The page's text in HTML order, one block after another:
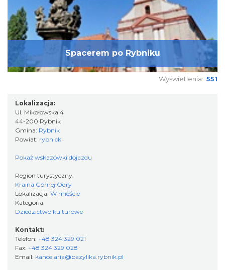
Spacerem po Rybniku
Wyświetlenia: 551
Lokalizacja:
Ul. Mikołowska 4
44-200 Rybnik
Gmina: Rybnik
Powiat: rybnicki
Pokaż wskazówki dojazdu
Region turystyczny:
Kraina Górnej Odry
Lokalizacja: W mieście
Kategoria:
Dziedzictwo kulturowe
Kontakt:
Telefon: +48 324 329 021
Fax: +48 324 329 028
Email: kancelaria@bazylika.rybnik.pl